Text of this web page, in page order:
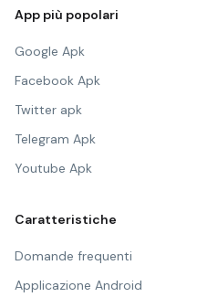
App più popolari
Google Apk
Facebook Apk
Twitter apk
Telegram Apk
Youtube Apk
Caratteristiche
Domande frequenti
Applicazione Android